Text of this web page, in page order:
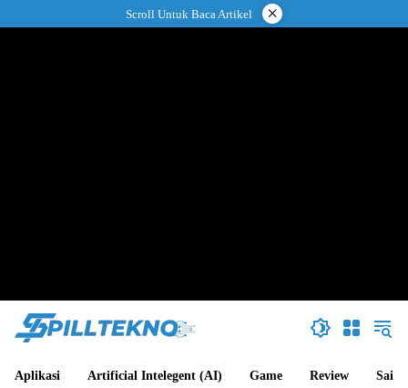
ke
Scroll Untuk Baca Artikel ×
Aplikasi Artificial Intelegent (AI) Game Review Sains